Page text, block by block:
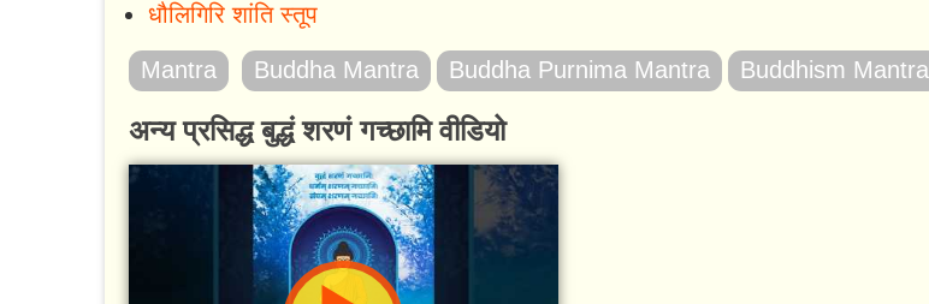
धौलिगिरि शांति स्तूप
Mantra Buddha Mantra Buddha Purnima Mantra Buddhism Mantra
अन्य प्रसिद्ध बुद्धं शरणं गच्छामि वीडियो